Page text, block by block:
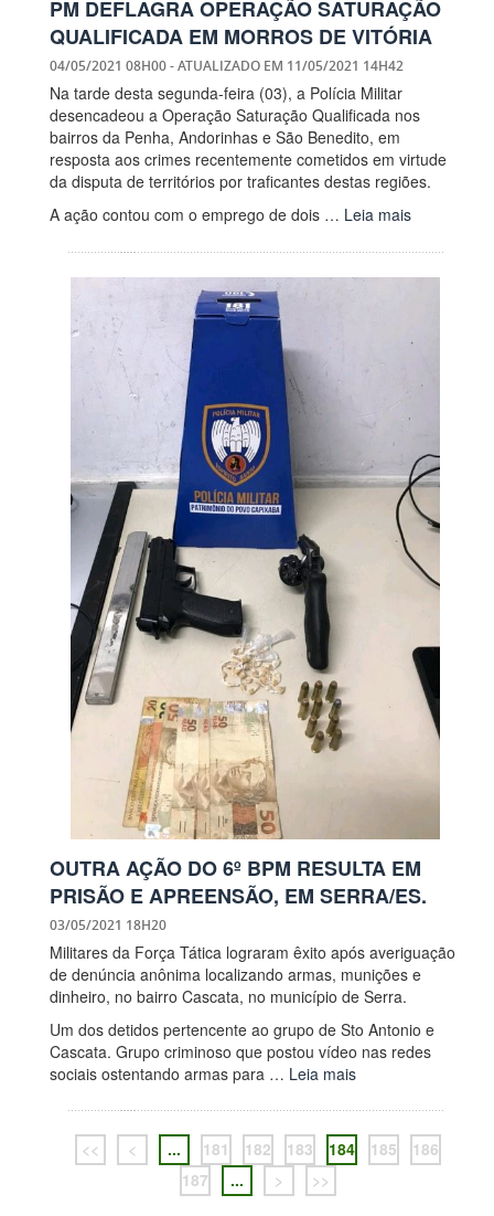
PM DEFLAGRA OPERAÇÃO SATURAÇÃO
QUALIFICADA EM MORROS DE VITÓRIA
04/05/2021 08H00- ATUALIZADO EM 11/05/2021 14H42
Na tarde desta segunda-feira (03), a Polícia Militar
desencadeou a Operação Saturação Qualificada nos
bairros da Penha, Andorinhas e São Benedito, em
resposta aos crimes recentemente cometidos em virtude
da disputa de territórios por traficantes destas regiões.
A ação contou com o emprego de dois … Leia mais
OUTRA AÇÃO DO 6º BPM RESULTA EM
PRISÃO E APREENSÃO, EM SERRA/ES.
03/05/2021 18H20
Militares da Força Tática lograram êxito após averiguação
de denúncia anônima localizando armas, munições e
dinheiro, no bairro Cascata, no município de Serra.
Um dos detidos pertencente ao grupo de Sto Antonio e
Cascata. Grupo criminoso que postou vídeo nas redes
sociais ostentando armas para … Leia mais
<< < ... 181 182 183 184 185
186
187
... > >>